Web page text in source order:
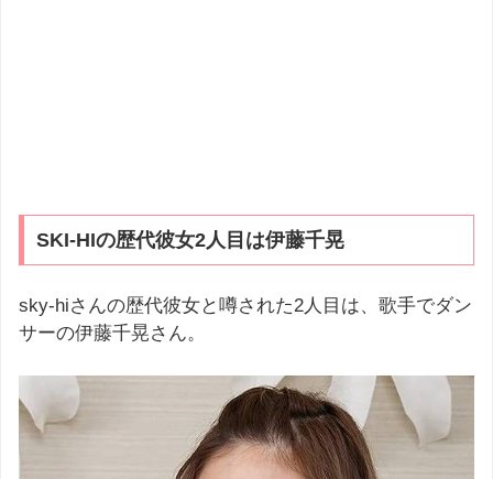
SKI-HIの歴代彼女2人目は伊藤千晃
sky-hiさんの歴代彼女と噂された2人目は、歌手でダン
サーの伊藤千晃さん。